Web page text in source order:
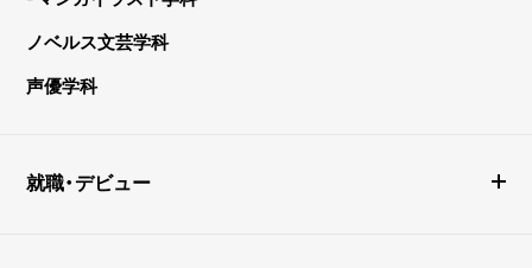
ノベルス文芸学科
声優学科
就職・デビュー